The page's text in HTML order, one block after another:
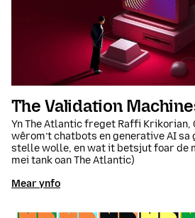
The Validation
Yn The Atlantic freget Raffi Krikorian,
wêrom’t chatbots en generative AI
stelle wolle, en wat it betsjut foar de
mei tank oan The Atlantic)
Mear ynfo